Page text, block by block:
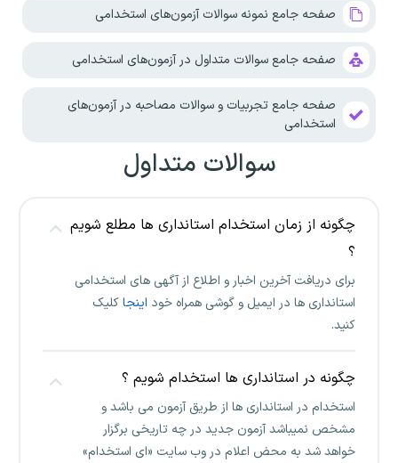
صفحه جامع نمونه سوالات آزمون‌های استخدامی
صفحه جامع سوالات متداول در آزمون‌های استخدامی
صفحه جامع تجربیات و سوالات مصاحبه در آزمون‌های
استخدامی
سوالات متداول
چگونه از زمان استخدام استانداری ها مطلع شویم
؟
برای دریافت آخرین اخبار و اطلاع از آگهی های استخدامی
استانداری ها در ایمیل و گوشی همراه خود اینجاکلیک
کنید.
چگونه در استانداری ها استخدام شویم ؟
استخدام در استانداری ها از طریق آزمون می باشد و
مشخص نمیباشد آزمون جدید در چه تاریخی برگزار
خواهد شد به محض اعلام در وب سایت «ای استخدام»